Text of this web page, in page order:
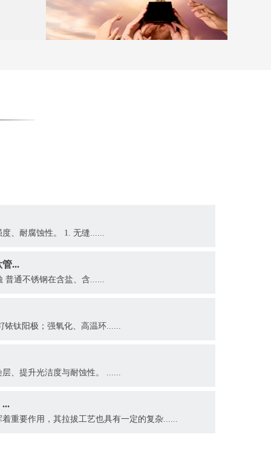
、耐腐蚀性。 1. 无缝......
...
普通不锈钢在含盐、含......
铱钛阳极；强氧化、高温环......
、提升光洁度与耐蚀性。 ......
重要作用，其拉拔工艺也具有一定的复杂......